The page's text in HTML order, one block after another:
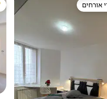
מועדפים על ידי אורחים
אורחים